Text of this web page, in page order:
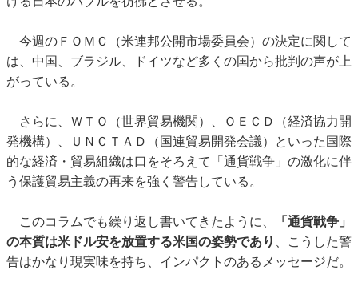
今週のＦＯＭＣ（米連邦公開市場委員会）の決定に関して
は、中国、ブラジル、ドイツなど多くの国から批判の声が上
がっている。
さらに、ＷＴＯ（世界貿易機関）、ＯＥＣＤ（経済協力開
発機構）、ＵＮＣＴＡＤ（国連貿易開発会議）といった国際
的な経済・貿易組織は口をそろえて「通貨戦争」の激化に伴
う保護貿易主義の再来を強く警告している。
このコラムでも繰り返し書いてきたように、
「通貨戦争」
の本質は米ドル安を放置する米国の姿勢であり
、こうした警
告はかなり現実味を持ち、インパクトのあるメッセージだ。